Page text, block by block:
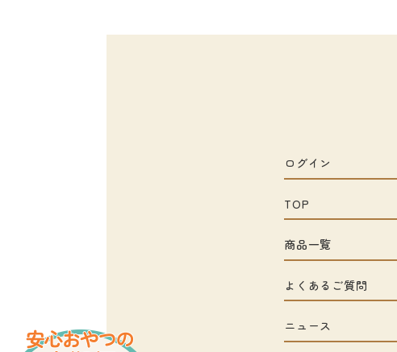
ログイン
TOP
商品一覧
よくあるご質問
ニュース